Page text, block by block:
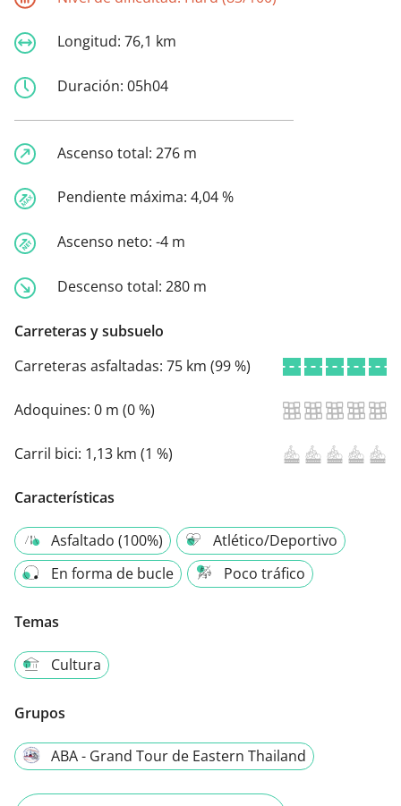
Longitud: 76,1 km
Duración: 05h04
Ascenso total: 276 m
Pendiente máxima: 4,04 %
Ascenso neto: -4 m
Descenso total: 280 m
Carreteras y subsuelo
Carreteras asfaltadas: 75 km (99 %)
Adoquines: 0 m (0 %)
Carril bici: 1,13 km (1 %)
Características
Asfaltado (100%)
Atlético/Deportivo
En forma de bucle
Poco tráfico
Temas
Cultura
Grupos
ABA - Grand Tour de Eastern Thailand